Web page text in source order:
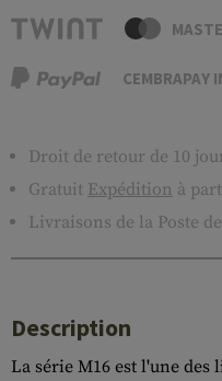
CEMBRAPAY
Droit de retour de 10
Gratuit Expédition à
Livraisons de la Poste
Description
La série M16 est l'une des